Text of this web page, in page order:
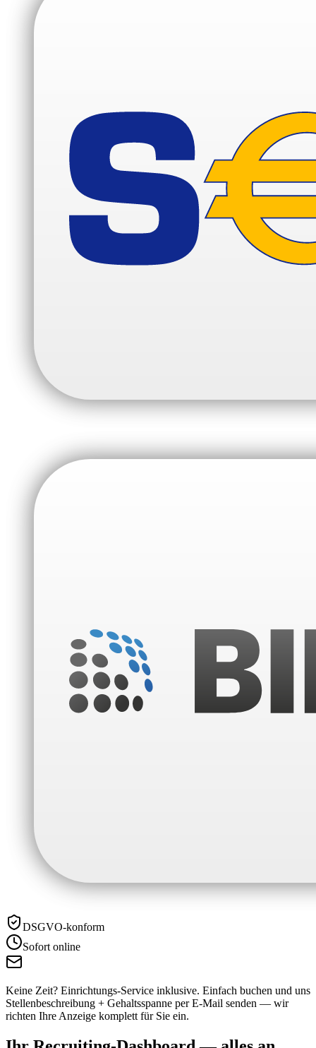
DSGVO-konform
Sofort online
Keine Zeit? Einrichtungs-Service inklusive. Einfach buchen und uns
Stellenbeschreibung + Gehaltsspanne per E-Mail senden — wir
richten Ihre Anzeige komplett für Sie ein.